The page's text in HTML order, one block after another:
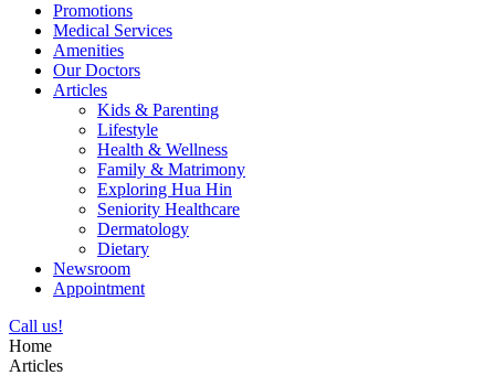
Promotions
Medical Services
Amenities
Our Doctors
Articles
Kids & Parenting
Lifestyle
Health & Wellness
Family & Matrimony
Exploring Hua Hin
Seniority Healthcare
Dermatology
Dietary
Newsroom
Appointment
Call us!
Home
Articles